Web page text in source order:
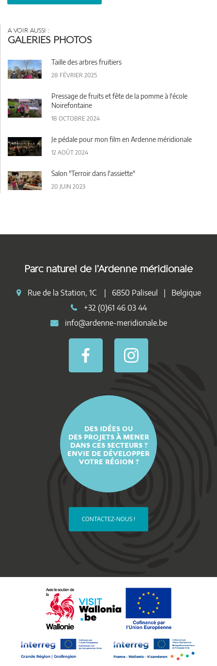
A VOIR AUSSI :
GALERIES PHOTOS
Taille des arbres fruitiers
28 FÉVRIER 2025
Pressage de fruits et fête de la pomme à l'école
Noirefontaine
18 OCTOBRE 2024
Je pédale pour mon film en Ardenne méridionale
12 AOÛT 2024
Salon "Terroir dans l'assiette"
20 JUIN 2023
Parc naturel de l'Ardenne méridionale
Rue de la Station, 1C | 6850 Paliseul | Belgique
+32 (0)61 46 03 44
info@ardenne-meridionale.be
DES IDÉES OU
DES PROJETS À MENER
DANS CES SECTEURS ?
ENVIE DE DÉVELOPPER
VOTRE RÉGION ?
CONTACTEZ-NOUS !